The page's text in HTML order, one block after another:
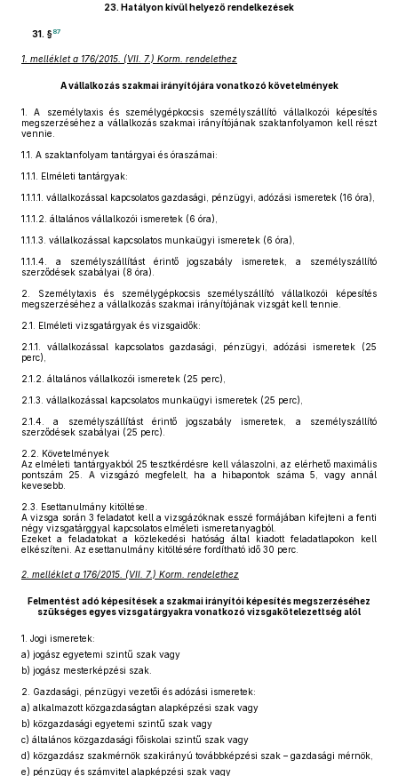
23. Hatályon kívül helyező rendelkezések
31. §87
1. melléklet a 176/2015. (VII. 7.) Korm. rendelethez
A vállalkozás szakmai irányítójára vonatkozó követelmények
1.
A személytaxis és személygépkocsis személyszállító vállalkozói képesítés
megszerzéséhez a vállalkozás szakmai irányítójának szaktanfolyamon kell részt
vennie.
1.1. A szaktanfolyam tantárgyai és óraszámai:
1.1.1.
Elméleti tantárgyak:
1.1.1.1. vállalkozással kapcsolatos gazdasági, pénzügyi, adózási ismeretek (16 óra),
1.1.1.2. általános vállalkozói ismeretek (6 óra),
1.1.1.3. vállalkozással kapcsolatos munkaügyi ismeretek (6 óra),
1.1.1.4.
a személyszállítást érintő jogszabály ismeretek, a személyszállító
szerződések szabályai (8 óra).
2.
Személytaxis és személygépkocsis személyszállító vállalkozói képesítés
megszerzéséhez a vállalkozás szakmai irányítójának vizsgát kell tennie.
2.1.
Elméleti vizsgatárgyak és vizsgaidők:
2.1.1.
vállalkozással kapcsolatos gazdasági, pénzügyi, adózási ismeretek (25
perc),
2.1.2. általános vállalkozói ismeretek (25 perc),
2.1.3. vállalkozással kapcsolatos munkaügyi ismeretek (25 perc),
2.1.4.
a személyszállítást érintő jogszabály ismeretek, a személyszállító
szerződések szabályai (25 perc).
2.2.
Követelmények
Az elméleti tantárgyakból 25 tesztkérdésre kell válaszolni, az elérhető maximális
pontszám 25. A vizsgázó megfelelt, ha a hibapontok száma 5, vagy annál
kevesebb.
2.3.
Esettanulmány kitöltése.
A vizsga során 3 feladatot kell a vizsgázóknak esszé formájában kifejteni a fenti
négy vizsgatárggyal kapcsolatos elméleti ismeretanyagból.
Ezeket a feladatokat a közlekedési hatóság által kiadott feladatlapokon kell
elkészíteni. Az esettanulmány kitöltésére fordítható idő 30 perc.
2. melléklet a 176/2015. (VII. 7.) Korm. rendelethez
Felmentést adó képesítések a szakmai irányítói képesítés megszerzéséhez
szükséges egyes vizsgatárgyakra vonatkozó vizsgakötelezettség alól
1. Jogi ismeretek:
a) jogász egyetemi szintű szak vagy
b) jogász mesterképzési szak.
2.
Gazdasági, pénzügyi vezetői és adózási ismeretek:
a) alkalmazott közgazdaságtan alapképzési szak vagy
b) közgazdasági egyetemi szintű szak vagy
c) általános közgazdasági főiskolai szintű szak vagy
d) közgazdász szakmérnök szakirányú továbbképzési szak – gazdasági mérnök,
e) pénzügy és számvitel alapképzési szak vagy